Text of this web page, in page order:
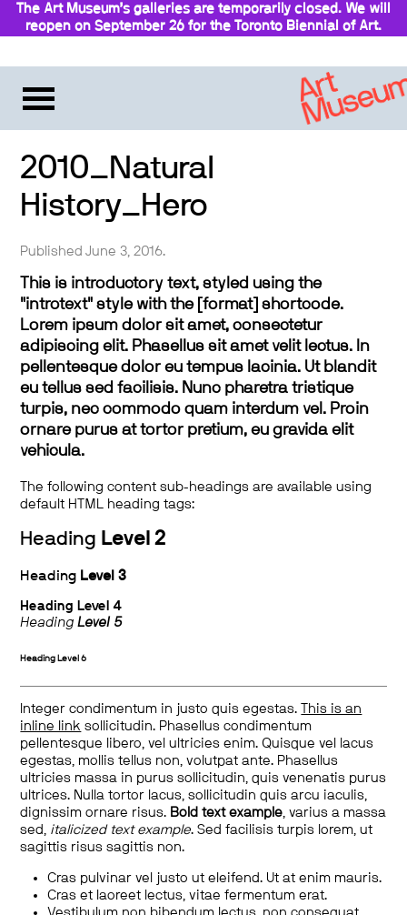
The Art Museum’s galleries are temporarily closed. We will
reopen on September 26 for the Toronto Biennial of Art.
2010_Natural
History_Hero
Published June 3, 2016.
This is introductory text, styled using the
"introtext" style with the [format] shortcode.
Lorem ipsum dolor sit amet, consectetur
adipiscing elit. Phasellus sit amet velit lectus. In
pellentesque dolor eu tempus lacinia. Ut blandit
eu tellus sed facilisis. Nunc pharetra tristique
turpis, nec commodo quam interdum vel. Proin
ornare purus at tortor pretium, eu gravida elit
vehicula.
The following content sub-headings are available using
default HTML heading tags:
Heading Level 2
Heading Level 3
Heading Level 4
HeadingLevel 5
Heading Level 6
Integer condimentum in justo quis egestas.
This is an
inline link sollicitudin. Phasellus condimentum
pellentesque libero, vel ultricies enim. Quisque vel lacus
egestas, mollis tellus non, volutpat ante. Phasellus
ultricies massa in purus sollicitudin, quis venenatis purus
ultrices. Nulla tortor lacus, sollicitudin quis arcu iaculis,
dignissim ornare risus. Bold text example, varius a massa
sed, italicized text example. Sed facilisis turpis lorem, ut
sagittis risus sagittis non.
Cras pulvinar vel justo ut eleifend. Ut at enim mauris.
Cras et laoreet lectus, vitae fermentum erat.